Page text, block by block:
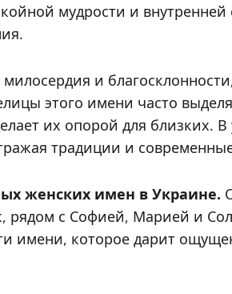
мудрости и внутренней
и
этого имени часто
их опорой для близких. В
традиции и
женских имен в Украине.
рядом с Софией, Марией и
имени, которое дарит